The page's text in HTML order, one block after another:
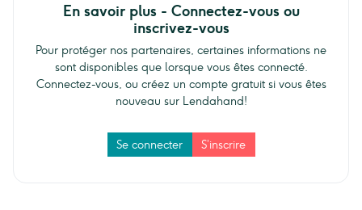
En savoir plus - Connectez-vous ou
inscrivez-vous
Pour protéger nos partenaires, certaines informations ne
sont disponibles que lorsque vous êtes connecté.
Connectez-vous, ou créez un compte gratuit si vous êtes
nouveau sur Lendahand!
Se connecter S’inscrire